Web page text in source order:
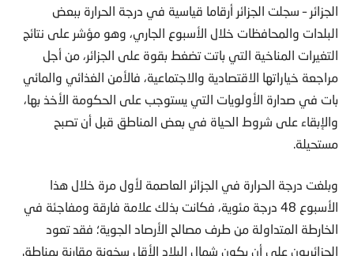
الجزائر – سجلت الجزائر أرقاما قياسية في درجة الحرارة ببعض
البلدات والمحافظات خلال الأسبوع الجاري، وهو مؤشر على نتائج
التغيرات المناخية التي باتت تضغط بقوة على الجزائر، من أجل
مراجعة خياراتها الاقتصادية والاجتماعية، فالأمن الغذائي والمائي
بات في صدارة الأولويات التي يستوجب على الحكومة الأخذ بها،
والإبقاء على شروط الحياة في بعض المناطق قبل أن تصبح
مستحيلة.
وبلغت درجة الحرارة في الجزائر العاصمة لأول مرة خلال هذا
الأسبوع 48 درجة مئوية، فكانت بذلك علامة فارقة ومفاجئة في
الخارطة المتداولة من طرف مصالح الأرصاد الجوية؛ فقد تعود
الجزائريون على أن يكون شمال البلاد الأقل سخونة مقارنة بمناطق